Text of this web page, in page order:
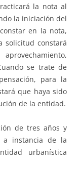
la nota al
la iniciación del
en la nota,
solicitud constará
se trate de
para la
que haya sido
de la entidad.
de tres años y
a instancia de la
urbanística